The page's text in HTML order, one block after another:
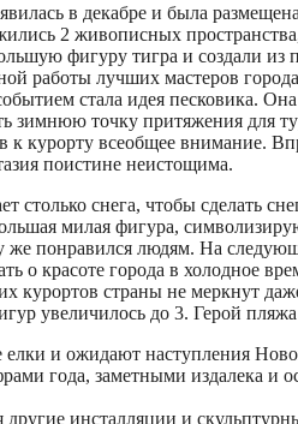
в декабре и была
2 живописных
фигуру тигра и создали
работы лучших мастеров
стала идея песковика.
зимнюю точку притяжения для
к курорту всеобщее внимание.
поистине неистощима.
столько снега, чтобы сделать
милая фигура,
же понравился людям. На
о красоте города в холодное
курортов страны не меркнут
увеличилось до 3. Герой
елки и ожидают наступления
года, заметными издалека и
другие инсталляции и